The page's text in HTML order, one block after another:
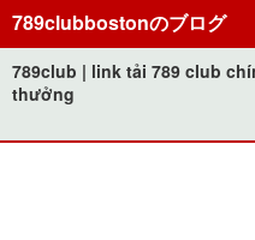
789clubbostonのブログ
789club | link tải 789 club
thưởng